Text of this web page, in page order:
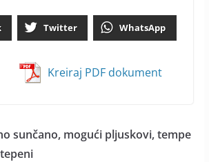
Twitter WhatsApp
Kreiraj PDF dokument
sunčano, mogući pljuskovi, tempe